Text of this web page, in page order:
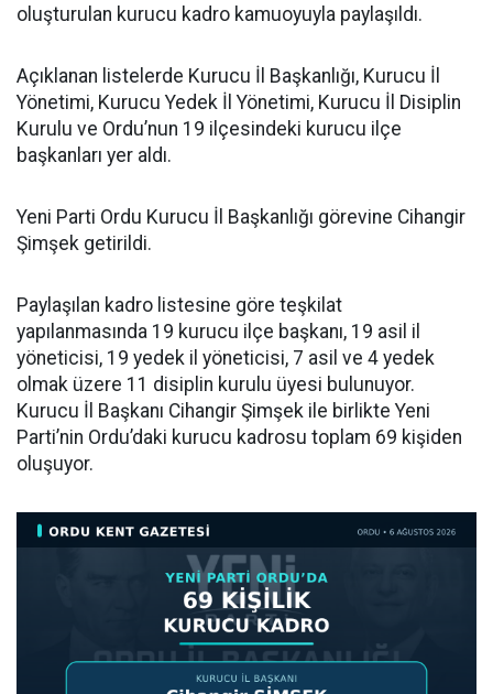
oluşturulan kurucu kadro kamuoyuyla paylaşıldı.
Açıklanan listelerde Kurucu İl Başkanlığı, Kurucu İl
Yönetimi, Kurucu Yedek İl Yönetimi, Kurucu İl Disiplin
Kurulu ve Ordu’nun 19 ilçesindeki kurucu ilçe
başkanları yer aldı.
Yeni Parti Ordu Kurucu İl Başkanlığı görevine Cihangir
Şimşek getirildi.
Paylaşılan kadro listesine göre teşkilat
yapılanmasında 19 kurucu ilçe başkanı, 19 asil il
yöneticisi, 19 yedek il yöneticisi, 7 asil ve 4 yedek
olmak üzere 11 disiplin kurulu üyesi bulunuyor.
Kurucu İl Başkanı Cihangir Şimşek ile birlikte Yeni
Parti’nin Ordu’daki kurucu kadrosu toplam 69 kişiden
oluşuyor.